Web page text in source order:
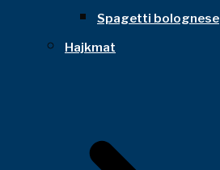
Spagetti bolognese
Hajkmat